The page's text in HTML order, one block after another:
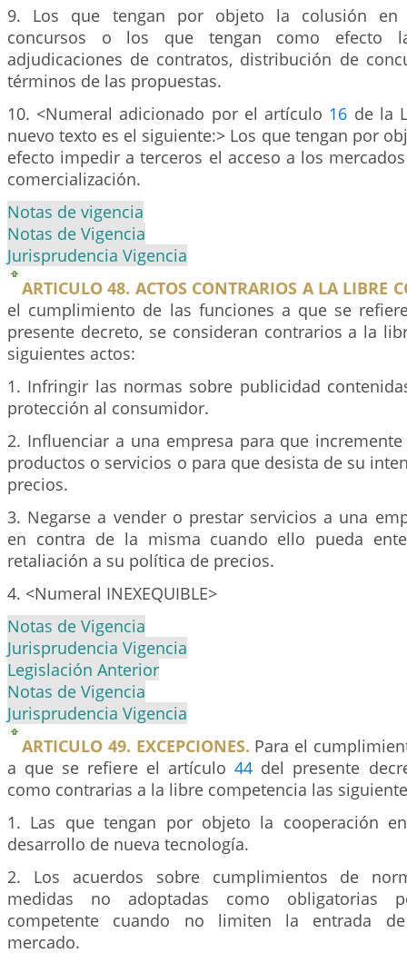
9. Los que tengan por objeto la colusión en
concursos o los que tengan como efecto
adjudicaciones de contratos, distribución de
términos de las propuestas.
10. <Numeral adicionado por el artículo 16 de la
nuevo texto es el siguiente:> Los que tengan por
efecto impedir a terceros el acceso a los
comercialización.
Notas de vigencia
Notas de Vigencia
Jurisprudencia Vigencia
ARTICULO 48. ACTOS CONTRARIOS A LA LIBRE
el cumplimiento de las funciones a que se
presente decreto, se consideran contrarios a la
siguientes actos:
1. Infringir las normas sobre publicidad
protección al consumidor.
2. Influenciar a una empresa para que
productos o servicios o para que desista de su
precios.
3. Negarse a vender o prestar servicios a una
en contra de la misma cuando ello pueda
retaliación a su política de precios.
4. <Numeral INEXEQUIBLE>
Notas de Vigencia
Jurisprudencia Vigencia
Legislación Anterior
Notas de Vigencia
Jurisprudencia Vigencia
ARTICULO 49. EXCEPCIONES. Para el
a que se refiere el artículo 44 del presente
como contrarias a la libre competencia las
1. Las que tengan por objeto la cooperación
desarrollo de nueva tecnología.
2. Los acuerdos sobre cumplimientos de
medidas no adoptadas como obligatorias
competente cuando no limiten la entrada
mercado.